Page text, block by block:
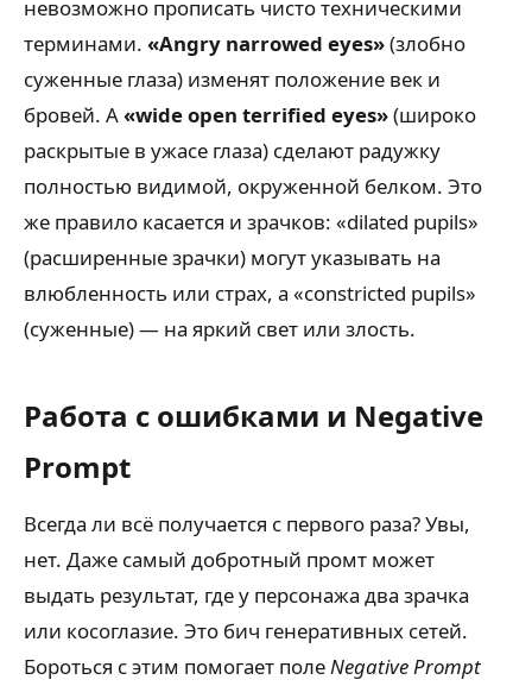
невозможно прописать чисто техническими
терминами. «Angry narrowed eyes»(злобно
суженные глаза) изменят положение век и
бровей. А«wide open terrified eyes»(широко
раскрытые в ужасе глаза) сделают радужку
полностью видимой, окруженной белком. Это
же правило касается и зрачков: «dilated pupils»
(расширенные зрачки) могут указывать на
влюбленность или страх, а «constricted pupils»
(суженные) — на яркий свет или злость.
Работа с ошибками и Negative
Prompt
Всегда ли всё получается с первого раза? Увы,
нет. Даже самый добротный промт может
выдать результат, где у персонажа два зрачка
или косоглазие. Это бич генеративных сетей.
Бороться с этим помогает полеNegative Prompt